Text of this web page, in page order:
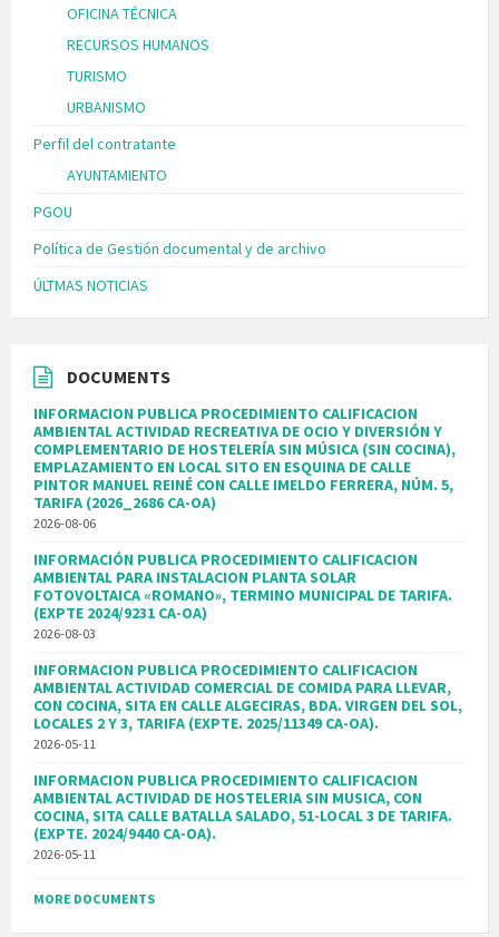
OFICINA TÉCNICA
RECURSOS HUMANOS
TURISMO
URBANISMO
Perfil del contratante
AYUNTAMIENTO
PGOU
Política de Gestión documental y de archivo
ÚLTMAS NOTICIAS
DOCUMENTS
INFORMACION PUBLICA PROCEDIMIENTO CALIFICACION
AMBIENTAL ACTIVIDAD RECREATIVA DE OCIO Y DIVERSIÓN Y
COMPLEMENTARIO DE HOSTELERÍA SIN MÚSICA (SIN COCINA),
EMPLAZAMIENTO EN LOCAL SITO EN ESQUINA DE CALLE
PINTOR MANUEL REINÉ CON CALLE IMELDO FERRERA, NÚM. 5,
TARIFA (2026_2686 CA-OA)
2026-08-06
INFORMACIÓN PUBLICA PROCEDIMIENTO CALIFICACION
AMBIENTAL PARA INSTALACION PLANTA SOLAR
FOTOVOLTAICA «ROMANO», TERMINO MUNICIPAL DE TARIFA.
(EXPTE 2024/9231 CA-OA)
2026-08-03
INFORMACION PUBLICA PROCEDIMIENTO CALIFICACION
AMBIENTAL ACTIVIDAD COMERCIAL DE COMIDA PARA LLEVAR,
CON COCINA, SITA EN CALLE ALGECIRAS, BDA. VIRGEN DEL SOL,
LOCALES 2 Y 3, TARIFA (EXPTE. 2025/11349 CA-OA).
2026-05-11
INFORMACION PUBLICA PROCEDIMIENTO CALIFICACION
AMBIENTAL ACTIVIDAD DE HOSTELERIA SIN MUSICA, CON
COCINA, SITA CALLE BATALLA SALADO, 51-LOCAL 3 DE TARIFA.
(EXPTE. 2024/9440 CA-OA).
2026-05-11
MORE DOCUMENTS